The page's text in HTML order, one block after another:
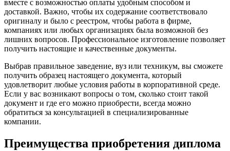
вместе с возможностью оплаты удобным способом и
доставкой. Важно, чтобы их содержание соответствовало
оригиналу и было с реестром, чтобы работа в фирме,
компаниях или любых организациях была возможной без
лишних вопросов. Профессиональное изготовление позволяет
получить настоящие и качественные документы.
Выбрав правильное заведение, вуз или техникум, вы сможете
получить образец настоящего документа, который
удовлетворит любые условия работы в корпоративной среде.
Если у вас возникают вопросы о том, сколько стоит такой
документ и где его можно приобрести, всегда можно
обратиться за консультацией в специализированные
компании.
Преимущества приобретения диплома